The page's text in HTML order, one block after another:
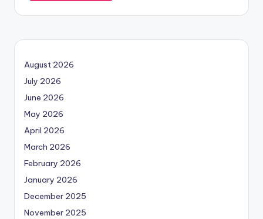
August 2026
July 2026
June 2026
May 2026
April 2026
March 2026
February 2026
January 2026
December 2025
November 2025